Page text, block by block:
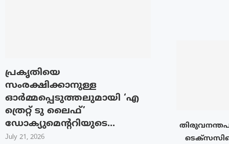
പ്രകൃതിയെ
സംരക്ഷിക്കാനുള്ള
ഓർമ്മപ്പെടുത്തലുമായി ‘എ
ത്രെറ്റ് ടു ലൈഫ്’
ഡോക്യുമെന്ററിയുടെ...
July 21, 2026